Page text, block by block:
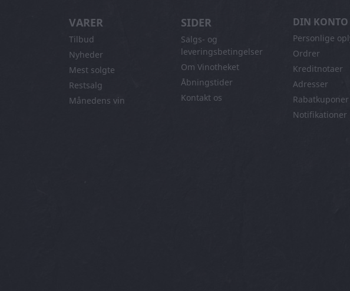
VARER
Tilbud
Nyheder
Mest solgte
Restsalg
Månedens vin
SIDER
Salgs- og
leveringsbetingelser
Om Vinotheket
Åbningstider
Kontakt os
DIN KONTO
Personlige
Ordrer
Kreditnotaer
Adresser
Rabatkuponer
Notifikationer